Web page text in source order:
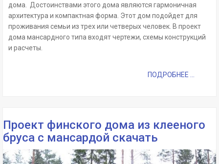
дома. Достоинствами этого дома являются гармоничная
архитектура и компактная форма. Этот дом подойдет для
проживания семьи из трех или четверых человек. В проект
дома мансардного типа входят чертежи, схемы конструкций
и расчеты.
ПОДРОБНЕЕ ...
Проект финского дома из клееного
бруса с мансардой скачать